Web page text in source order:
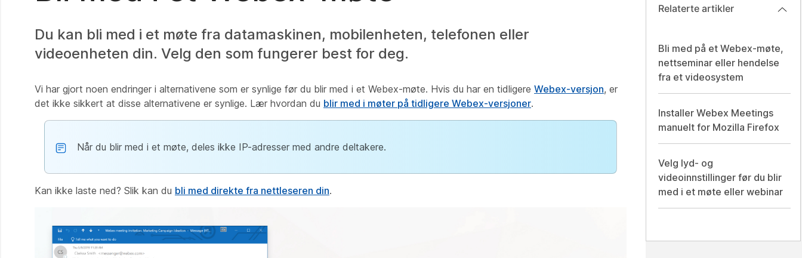
Du kan bli med i et møte fra datamaskinen, mobilenheten, telefonen eller
videoenheten din. Velg den som fungerer best for deg.
Vi har gjort noen endringer i alternativene som er synlige før du blir med i et Webex-møte. Hvis du har en tidligere Webex-versjon, er
det ikke sikkert at disse alternativene er synlige. Lær hvordan du blir med i møter på tidligere Webex-versjoner.
Når du blir med i et møte, deles ikke IP-adresser med andre deltakere.
Kan ikke laste ned? Slik kan du bli med direkte fra nettleseren din.
Relaterte artikler
Bli med på et Webex-møte,
nettseminar eller hendelse
fra et videosystem
Installer Webex Meetings
manuelt for Mozilla Firefox
Velg lyd- og
videoinnstillinger før du blir
med i et møte eller webinar